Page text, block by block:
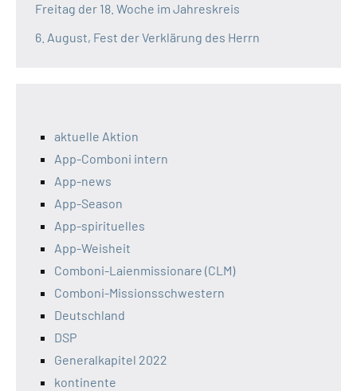
Freitag der 18. Woche im Jahreskreis
6. August, Fest der Verklärung des Herrn
aktuelle Aktion
App-Comboni intern
App-news
App-Season
App-spirituelles
App-Weisheit
Comboni-Laienmissionare (CLM)
Comboni-Missionsschwestern
Deutschland
DSP
Generalkapitel 2022
kontinente